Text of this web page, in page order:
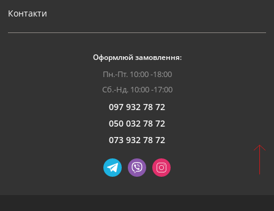
Контакти
Оформлюй замовлення:
Пн.-Пт. 10:00 -18:00
Сб.-Нд. 10:00 -17:00
097 932 78 72
050 032 78 72
073 932 78 72